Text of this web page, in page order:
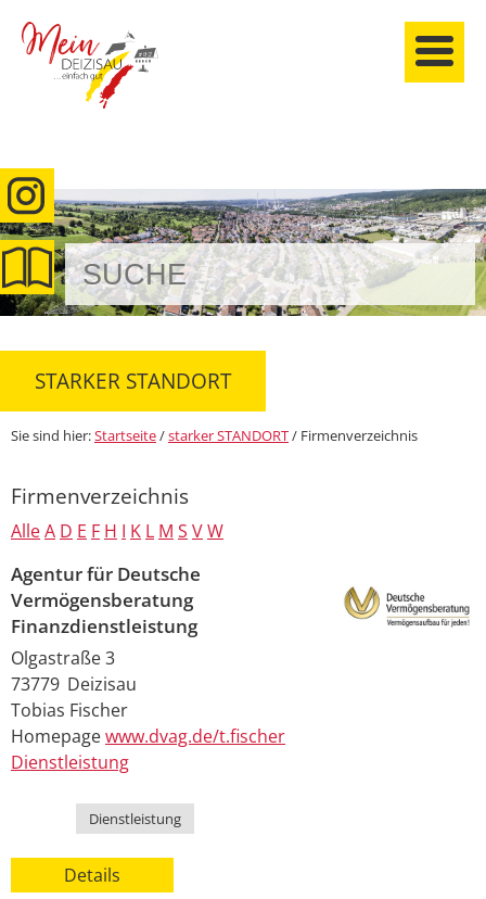
anmelden
STARKER STANDORT
Sie sind hier:Startseite/starker STANDORT/ Firmenverzeichnis
Firmenverzeichnis
AlleA D E F H I K L M S VW
Agentur für Deutsche
Vermögensberatung
Finanzdienstleistung
Olgastraße 3
73779 Deizisau
Tobias Fischer
Homepagewww.dvag.de/t.fischer
Dienstleistung
Dienstleistung
Details